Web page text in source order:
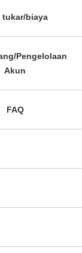
tukar/biaya
Pengelolaan
Akun
FAQ